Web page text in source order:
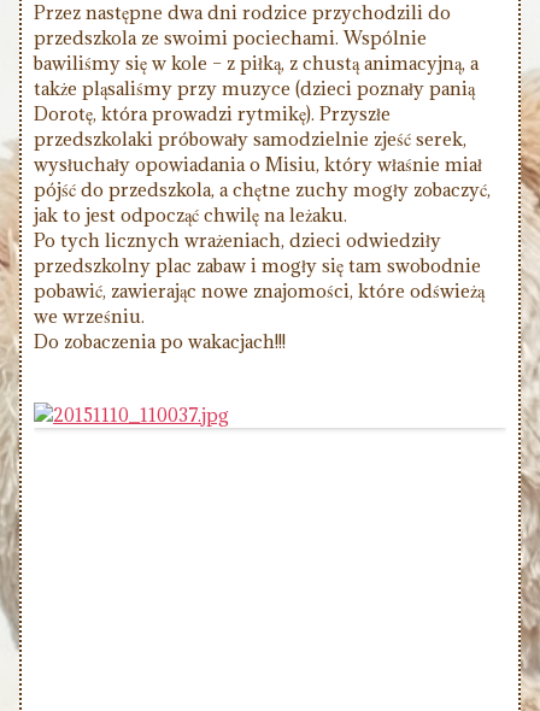
Przez następne dwa dni rodzice przychodzili do
przedszkola ze swoimi pociechami. Wspólnie
bawiliśmy się w kole – z piłką, z chustą animacyjną, a
także pląsaliśmy przy muzyce (dzieci poznały panią
Dorotę, która prowadzi rytmikę). Przyszłe
przedszkolaki próbowały samodzielnie zjeść serek,
wysłuchały opowiadania o Misiu, który właśnie miał
pójść do przedszkola, a chętne zuchy mogły zobaczyć,
jak to jest odpocząć chwilę na leżaku.
Po tych licznych wrażeniach, dzieci odwiedziły
przedszkolny plac zabaw i mogły się tam swobodnie
pobawić, zawierając nowe znajomości, które odświeżą
we wrześniu.
Do zobaczenia po wakacjach!!!